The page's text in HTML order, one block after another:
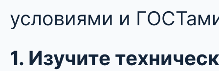
условиями и
1. Изучите